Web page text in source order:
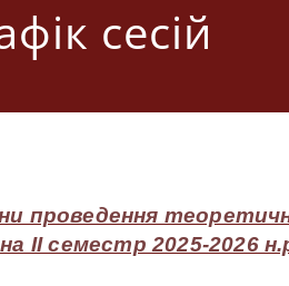
сесій
проведення
на ІІ семестр 2025-2026